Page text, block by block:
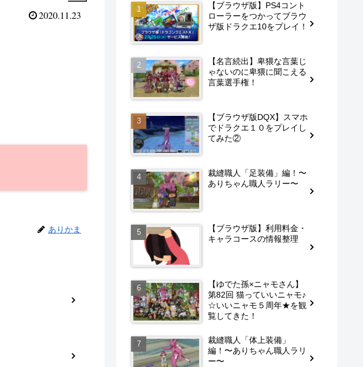
2020.11.23
ありかま
【ブラウザ版】PS4コント
ローラーをつかってブラウ
ザ版ドラクエ10をプレイ！
【名言続出】卑猥な言葉じ
ゃないのに卑猥に聞こえる
言葉選手権！
【ブラウザ版DQX】スマホ
でドラクエ１０をプレイし
てみた②
裁縫職人「足装備」編！〜
ありちゃん職人ラリー〜
【ブラウザ版】利用料金・
キャラコースの情報整理
【ゆでた孫×ニャモさん】
第82回 猫っていいニャモ♪
☆いいニャモ５周年★を観
覧してきた！
裁縫職人「体上装備」
編！〜ありちゃん職人ラリ
ー〜